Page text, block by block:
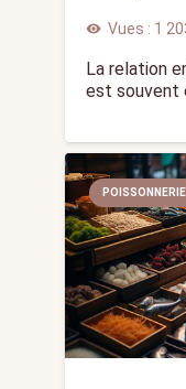
visibility Vues : 1
La relation
est souvent
POISSONNERIE